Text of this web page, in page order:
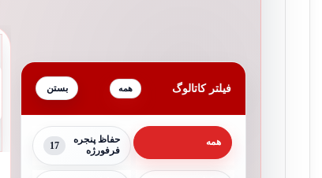
فیلتر کاتالوگ همه
همه
حفاظ پنجره
فرفورژه
17